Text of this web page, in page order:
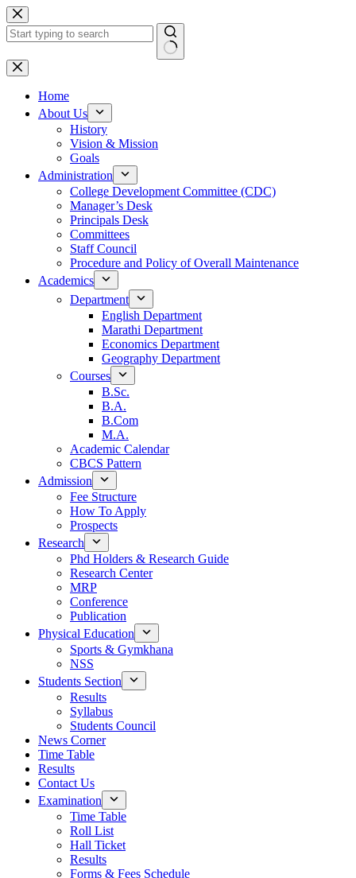
Skip
to
content
No
results
Home
About Us
History
Vision & Mission
Goals
Administration
College Development Committee (CDC)
Manager’s Desk
Principals Desk
Committees
Staff Council
Procedure and Policy of Overall Maintenance
Academics
Department
English Department
Marathi Department
Economics Department
Geography Department
Courses
B.Sc.
B.A.
B.Com
M.A.
Academic Calendar
CBCS Pattern
Admission
Fee Structure
How To Apply
Prospects
Research
Phd Holders & Research Guide
Research Center
MRP
Conference
Publication
Physical Education
Sports & Gymkhana
NSS
Students Section
Results
Syllabus
Students Council
News Corner
Time Table
Results
Contact Us
Examination
Time Table
Roll List
Hall Ticket
Results
Forms & Fees Schedule